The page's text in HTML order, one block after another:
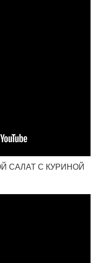
САЛАТ С КУРИНОЙ